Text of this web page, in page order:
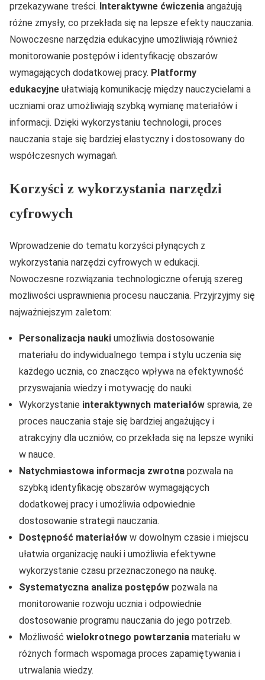
przekazywane treści. Interaktywne ćwiczenia angażują
różne zmysły, co przekłada się na lepsze efekty nauczania.
Nowoczesne narzędzia edukacyjne umożliwiają również
monitorowanie postępów i identyfikację obszarów
wymagających dodatkowej pracy. Platformy
edukacyjne ułatwiają komunikację między nauczycielami a
uczniami oraz umożliwiają szybką wymianę materiałów i
informacji. Dzięki wykorzystaniu technologii, proces
nauczania staje się bardziej elastyczny i dostosowany do
współczesnych wymagań.
Korzyści z wykorzystania narzędzi
cyfrowych
Wprowadzenie do tematu korzyści płynących z
wykorzystania narzędzi cyfrowych w edukacji.
Nowoczesne rozwiązania technologiczne oferują szereg
możliwości usprawnienia procesu nauczania. Przyjrzyjmy się
najważniejszym zaletom:
Personalizacja nauki umożliwia dostosowanie
materiału do indywidualnego tempa i stylu uczenia się
każdego ucznia, co znacząco wpływa na efektywność
przyswajania wiedzy i motywację do nauki.
Wykorzystanie interaktywnych materiałów sprawia, że
proces nauczania staje się bardziej angażujący i
atrakcyjny dla uczniów, co przekłada się na lepsze wyniki
w nauce.
Natychmiastowa informacja zwrotna pozwala na
szybką identyfikację obszarów wymagających
dodatkowej pracy i umożliwia odpowiednie
dostosowanie strategii nauczania.
Dostępność materiałów w dowolnym czasie i miejscu
ułatwia organizację nauki i umożliwia efektywne
wykorzystanie czasu przeznaczonego na naukę.
Systematyczna analiza postępów pozwala na
monitorowanie rozwoju ucznia i odpowiednie
dostosowanie programu nauczania do jego potrzeb.
Możliwość wielokrotnego powtarzania materiału w
różnych formach wspomaga proces zapamiętywania i
utrwalania wiedzy.